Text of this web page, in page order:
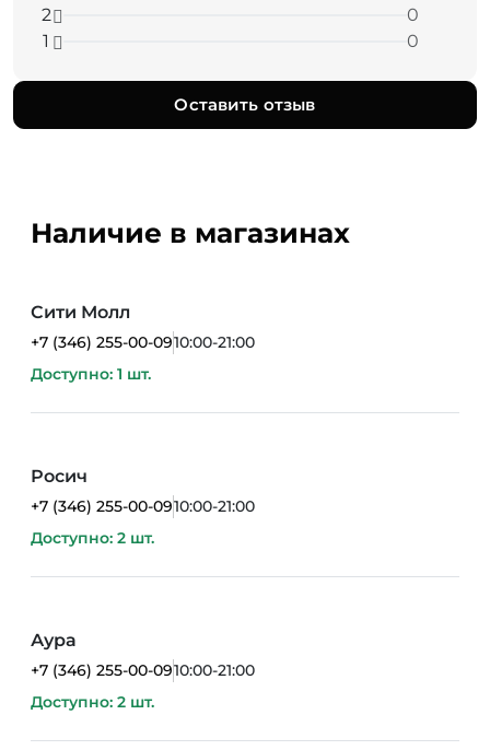
2
0
1
0
Оставить отзыв
Наличие в магазинах
Сити Молл
+7 (346) 255-00-0910:00-21:00
Доступно: 1 шт.
Росич
+7 (346) 255-00-0910:00-21:00
Доступно: 2 шт.
Аура
+7 (346) 255-00-0910:00-21:00
Доступно: 2 шт.